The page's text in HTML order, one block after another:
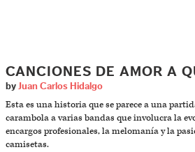
CANCIONES DE AMOR A
by Juan Carlos Hidalgo
Esta es una historia que se parece a una
carambola a varias bandas que involucra la
encargos profesionales, la melomanía y la
camisetas.